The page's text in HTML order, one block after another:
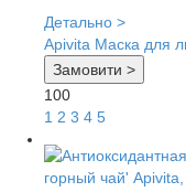
Детально >
Apivita Маска для
Замовити >
100
1 2 3 4 5